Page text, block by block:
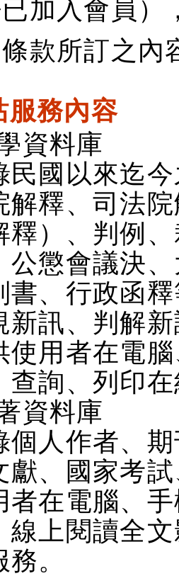
加入會員）
款所訂之內
服務內容
資料庫
民國以來迄
解釋、司法
釋）、判例
公懲會議決
書、行政函
新訊、判解
使用者在電
查詢、列印
資料庫
個人作者、
獻、國家考
者在電腦、
線上閱讀全
。